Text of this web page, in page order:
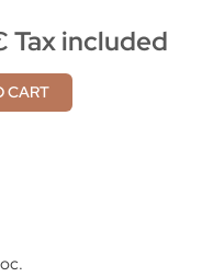
Tax included
CART